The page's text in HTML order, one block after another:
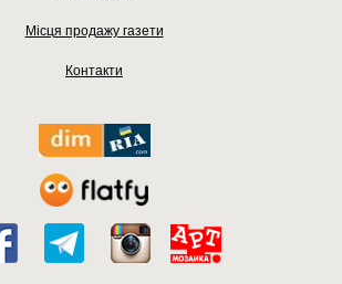
Місця продажу газети
Контакти